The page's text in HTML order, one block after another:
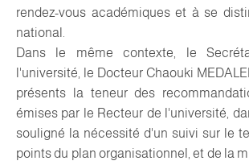
rendez-vous académiques et à se
national.
Dans le même contexte, le
l'université, le Docteur Chaouki
présents la teneur des
émises par le Recteur de l'université,
souligné la nécessité d'un suivi sur le
points du plan organisationnel, et de la